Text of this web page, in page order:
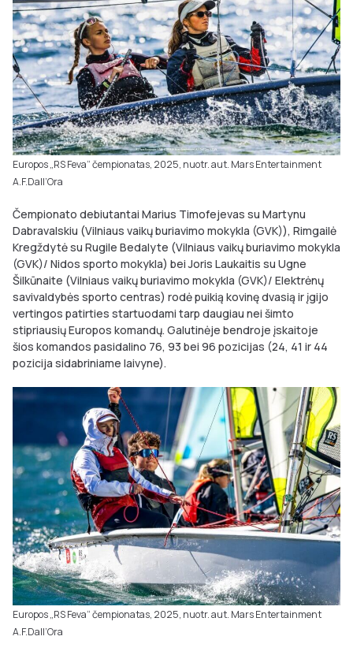
Europos „RS Feva“ čempionatas, 2025, nuotr. aut. Mars Entertainment
A.F.Dall‘Ora
Čempionato debiutantai Marius Timofejevas su Martynu
Dabravalskiu (Vilniaus vaikų buriavimo mokykla (GVK)), Rimgailė
Kregždytė su Rugile Bedalyte (Vilniaus vaikų buriavimo mokykla
(GVK)/ Nidos sporto mokykla) bei Joris Laukaitis su Ugne
Šilkūnaite (Vilniaus vaikų buriavimo mokykla (GVK)/ Elektrėnų
savivaldybės sporto centras) rodė puikią kovinę dvasią ir įgijo
vertingos patirties startuodami tarp daugiau nei šimto
stipriausių Europos komandų. Galutinėje bendroje įskaitoje
šios komandos pasidalino 76, 93 bei 96 pozicijas (24, 41 ir 44
pozicija sidabriniame laivyne).
Europos „RS Feva“ čempionatas, 2025, nuotr. aut. Mars Entertainment
A.F.Dall‘Ora